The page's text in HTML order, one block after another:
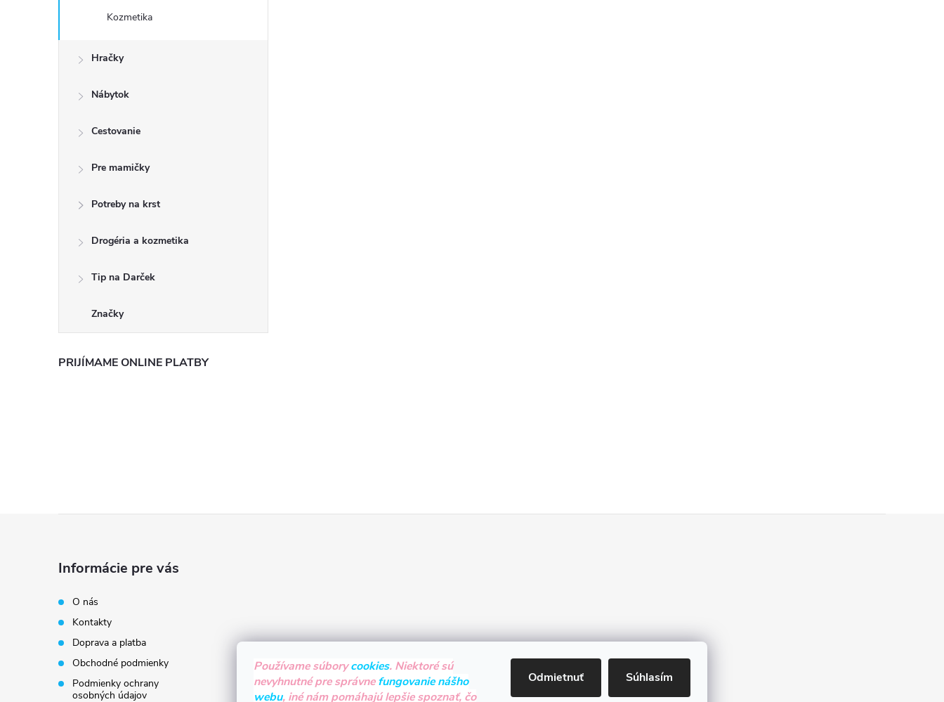
Používame súborycookies. Niektoré sú
nevyhnutné pre správnefungovanie nášho
webu, iné nám pomáhajú lepšie spoznať, čo
Odmietnuť Súhlasím
Kozmetika
Hračky
Nábytok
Cestovanie
Pre mamičky
Potreby na krst
Drogéria a kozmetika
Tip na Darček
Značky
PRIJÍMAME ONLINE PLATBY
Informácie pre vás
O nás
Kontakty
Doprava a platba
Obchodné podmienky
Podmienky ochrany
osobných údajov